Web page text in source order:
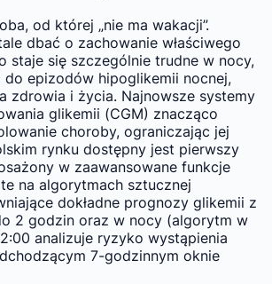
od której „nie ma wakacji”.
dbać o zachowanie właściwego
staje się szczególnie trudne w nocy,
epizodów hipoglikemii nocnej,
zdrowia i życia. Najnowsze systemy
glikemii (CGM) znacząco
choroby, ograniczając jej
rynku dostępny jest pierwszy
w zaawansowane funkcje
na algorytmach sztucznej
dokładne prognozy glikemii z
2 godzin oraz w nocy (algorytm w
analizuje ryzyko wystąpienia
7-godzinnym oknie